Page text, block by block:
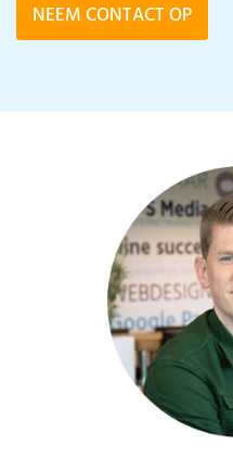
NEEM CONTACT OP